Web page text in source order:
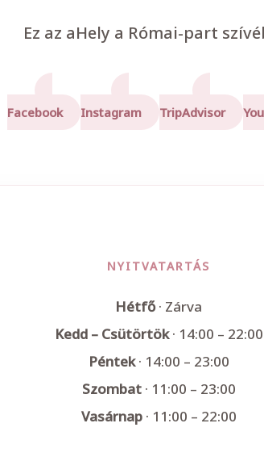
Ez az aHely a Római-part
Facebook Instagram TripAdvisor
NYITVATARTÁS
Hétfő· Zárva
Kedd – Csütörtök· 14:00 – 22:00
Péntek· 14:00 – 23:00
Szombat· 11:00 – 23:00
Vasárnap· 11:00 – 22:00